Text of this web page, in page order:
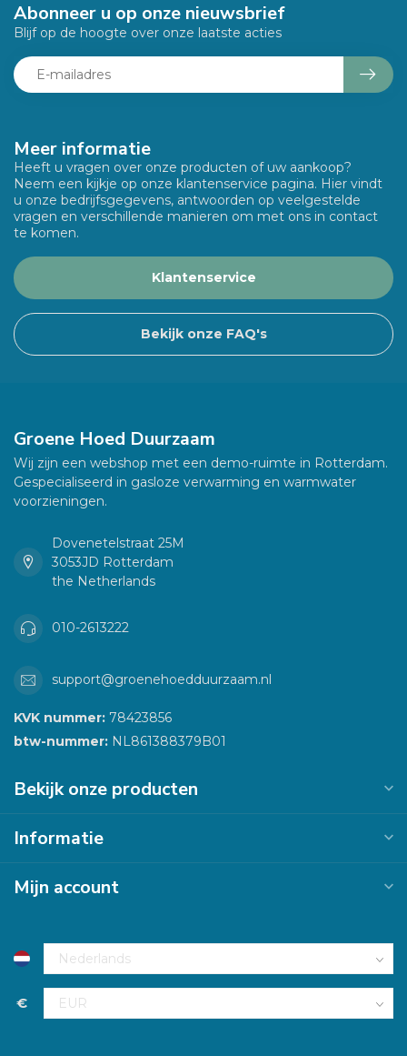
Meer informatie
Heeft u vragen over onze producten of uw aankoop?
Neem een kijkje op onze klantenservice pagina. Hier vindt
u onze bedrijfsgegevens, antwoorden op veelgestelde
vragen en verschillende manieren om met ons in contact
te komen.
Klantenservice
Bekijk onze FAQ's
Abonneer u op onze nieuwsbrief
Blijf op de hoogte over onze laatste acties
Groene Hoed Duurzaam
Wij zijn een webshop met een demo-ruimte in Rotterdam.
Gespecialiseerd in gasloze verwarming en warmwater
voorzieningen.
Dovenetelstraat 25M
3053JD Rotterdam
the Netherlands
010-2613222
support@groenehoedduurzaam.nl
KVK nummer: 78423856
btw-nummer: NL861388379B01
Bekijk onze producten
Informatie
Mijn account
€